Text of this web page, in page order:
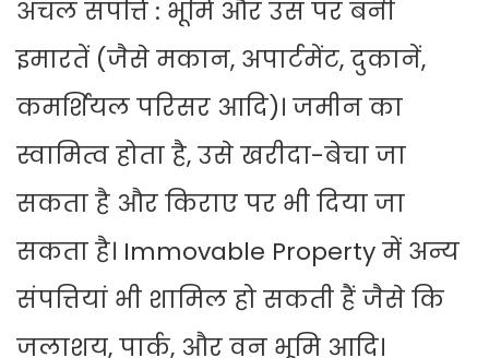
अचल संपत्ति : भूमि और उस पर बनी
इमारतें (जैसे मकान, अपार्टमेंट, दुकानें,
कमर्शियल परिसर आदि)। जमीन का
स्वामित्व होता है, उसे खरीदा-बेचा जा
सकता है और किराए पर भी दिया जा
सकता है। Immovable Property में अन्य
संपत्तियां भी शामिल हो सकती हैं जैसे कि
जलाशय, पार्क, और वन भूमि आदि।